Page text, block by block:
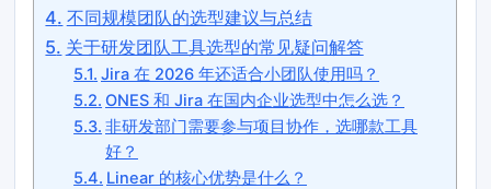
不同规模团队的选型建议与总结
关于研发团队工具选型的常见疑问解答
Jira 在 2026 年还适合小团队使用吗？
ONES 和 Jira 在国内企业选型中怎么选？
非研发部门需要参与项目协作，选哪款工具
好？
Linear 的核心优势是什么？